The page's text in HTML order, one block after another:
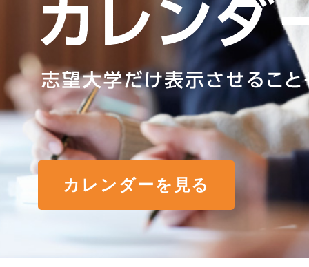
カレンダーを見る